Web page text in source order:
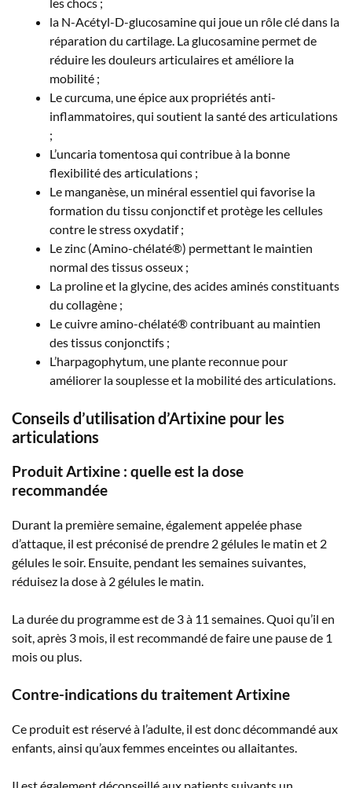
la N-Acétyl-D-glucosamine qui joue un rôle clé dans la
réparation du cartilage. La glucosamine permet de
réduire les douleurs articulaires et améliore la
mobilité ;
Le curcuma, une épice aux propriétés anti-
inflammatoires, qui soutient la santé des articulations
;
L’uncaria tomentosa qui contribue à la bonne
flexibilité des articulations ;
Le manganèse, un minéral essentiel qui favorise la
formation du tissu conjonctif et protège les cellules
contre le stress oxydatif ;
Le zinc (Amino-chélaté®) permettant le maintien
normal des tissus osseux ;
La proline et la glycine, des acides aminés constituants
du collagène ;
Le cuivre amino-chélaté® contribuant au maintien
des tissus conjonctifs ;
L’harpagophytum, une plante reconnue pour
améliorer la souplesse et la mobilité des articulations.
Conseils d’utilisation d’Artixine pour les
articulations
Produit Artixine : quelle est la dose
recommandée
Durant la première semaine, également appelée phase
d’attaque, il est préconisé de prendre 2 gélules le matin et 2
gélules le soir. Ensuite, pendant les semaines suivantes,
réduisez la dose à 2 gélules le matin.
La durée du programme est de 3 à 11 semaines. Quoi qu’il en
soit, après 3 mois, il est recommandé de faire une pause de 1
mois ou plus.
Contre-indications du traitement Artixine
Ce produit est réservé à l’adulte, il est donc décommandé aux
enfants, ainsi qu’aux femmes enceintes ou allaitantes.